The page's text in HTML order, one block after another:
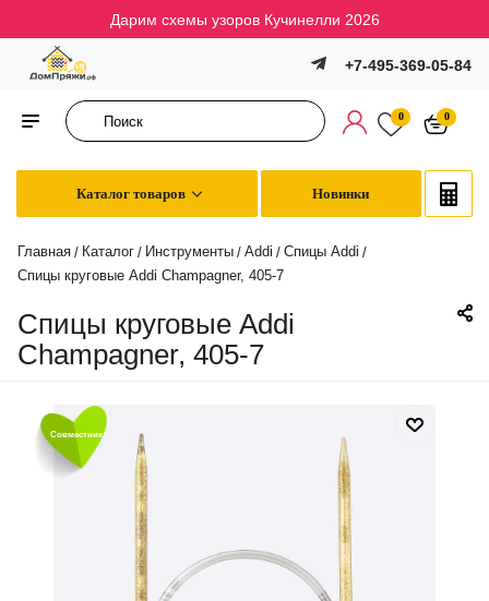
Дарим схемы узоров Кучинелли 2026
+7-495-369-05-84
0 0
Каталог товаров Новинки
Главная / Каталог / Инструменты / Addi / Спицы Addi /
Спицы круговые Addi Champagner, 405-7
Спицы круговые Addi
Champagner, 405-7
Совместник